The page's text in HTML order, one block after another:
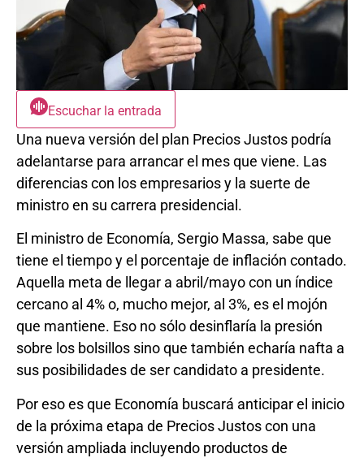
Escuchar la entrada
Una nueva versión del plan Precios Justos podría
adelantarse para arrancar el mes que viene. Las
diferencias con los empresarios y la suerte de
ministro en su carrera presidencial.
El ministro de Economía, Sergio Massa, sabe que
tiene el tiempo y el porcentaje de inflación contado.
Aquella meta de llegar a abril/mayo con un índice
cercano al 4% o, mucho mejor, al 3%, es el mojón
que mantiene. Eso no sólo desinflaría la presión
sobre los bolsillos sino que también echaría nafta a
sus posibilidades de ser candidato a presidente.
Por eso es que Economía buscará anticipar el inicio
de la próxima etapa de Precios Justos con una
versión ampliada incluyendo productos de